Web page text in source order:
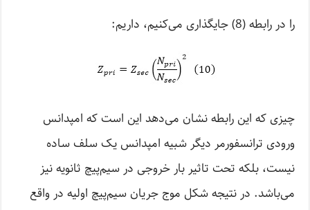
را در رابطه (8) جایگذاری می‌کنیم، داریم:
چیزی که این رابطه نشان می‌دهد این است که امپدانس
ورودی ترانسفورمر دیگر شبیه امپدانس یک سلف ساده
نیست، بلکه تحت تاثیر بار خروجی در سیم‌پیچ ثانویه نیز
می‌باشد. در نتیجه شکل موج جریان سیم‌پیچ اولیه در واقع